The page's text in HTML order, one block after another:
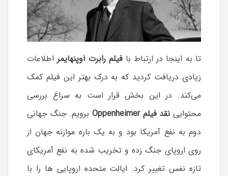
تا به اینجا در ارتباط بافیلم رابرت اوپنهایمراطلاعات
زیادی دریافت کردید که به درک بهتر این فیلم کمک
می‌کند. در این بخش قرار است به سراغ بررسی
محتوایی نقد فیلم Oppenheimer
برویم. جنگ جهانی
دوم به نفع آمریکا بود و به یک باره موازنه جهان از
روی اروپای جنگ زده و تخریب شده به نفع آمریکای
تازه نفس تغییر کرد. ایالت متحده اروپایی ها را با